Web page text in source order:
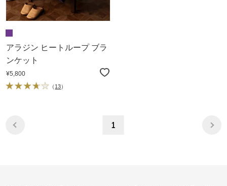
アラジン ヒートループ ブラ
ンケット
¥5,800
（ 13）
1